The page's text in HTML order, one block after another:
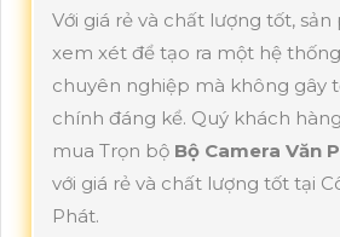
Với giá rẻ và chất lượng tốt,
xem xét để tạo ra một hệ
chuyên nghiệp mà không gây
chính đáng kể. Quý khách
mua Trọn bộ Bộ Camera Văn
với giá rẻ và chất lượng tốt tại
Phát.